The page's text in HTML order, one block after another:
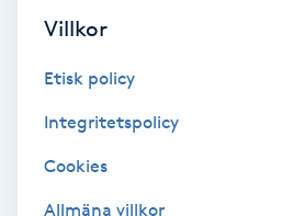
Enzympeeling
Extensions
Eyeliner-tatuering
Villkor
Etisk policy
Integritetspolicy
Cookies
Allmäna villkor